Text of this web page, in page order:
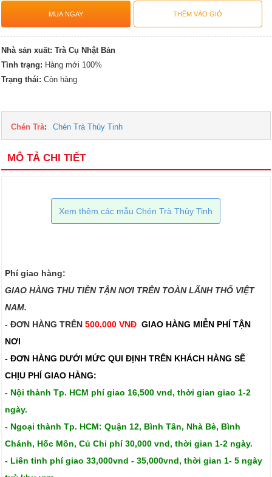
Nhà sản xuất: Trà Cụ Nhật Bản
Tình trạng: Hàng mới 100%
Trạng thái:Còn hàng
Chén Trà: Chén Trà Thủy Tinh
MÔ TẢ CHI TIẾT
Xem thêm các mẫu Chén Trà Thủy Tinh
Phí giao hàng:
GIAO HÀNG THU TIỀN TẬN NƠI TRÊN TOÀN LÃNH THỔ VIỆT
NAM.​​
- ĐƠN HÀNG TRÊN500.000 VNĐ GIAO HÀNG MIỄN PHÍ TẬN
NƠI
- ĐƠN HÀNG DƯỚI MỨC QUI ĐỊNH TRÊN KHÁCH HÀNG SẼ
CHỊU PHÍ GIAO HÀNG:
- Nội thành Tp. HCM phí giao 16,500 vnd, thời gian giao 1-2
ngày.
- Ngoại thành Tp. HCM: Quận 12, Bình Tân, Nhà Bè, Bình
Chánh, Hốc Môn, Củ Chi phí 30,000 vnd, thời gian 1-2 ngày.
- Liên tỉnh phí giao 33,000vnd - 35,000vnd, thời gian 1- 5 ngày